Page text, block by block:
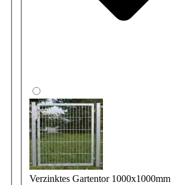
Verzinktes Gartentor 1000x1000mm